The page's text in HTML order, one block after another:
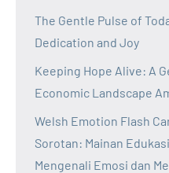
The Gentle Pulse of
Dedication and Joy
Keeping Hope Alive: A
Economic Landscape
Welsh Emotion Flash
Sorotan: Mainan
Mengenali Emosi dan